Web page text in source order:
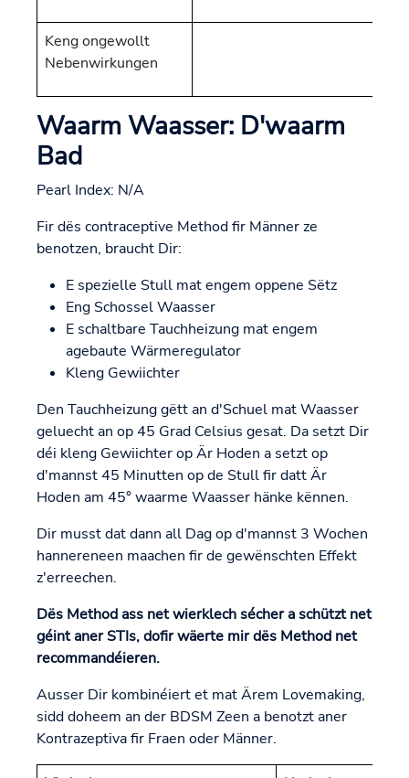
Keng ongewollt
Nebenwirkungen
Waarm Waasser: D'waarm
Bad
Pearl Index: N/A
Fir dës contraceptive Method fir Männer ze
benotzen, braucht Dir:
E spezielle Stull mat engem oppene Sëtz
Eng Schossel Waasser
E schaltbare Tauchheizung mat engem
agebaute Wärmeregulator
Kleng Gewiichter
Den Tauchheizung gëtt an d'Schuel mat Waasser
geluecht an op 45 Grad Celsius gesat. Da setzt Dir
déi kleng Gewiichter op Är Hoden a setzt op
d'mannst 45 Minutten op de Stull fir datt Är
Hoden am 45° waarme Waasser hänke kënnen.
Dir musst dat dann all Dag op d'mannst 3 Wochen
hannereneen maachen fir de gewënschten Effekt
z'erreechen.
Dës Method ass net wierklech sécher a schützt net
géint aner STIs, dofir wäerte mir dës Method net
recommandéieren.
Ausser Dir kombinéiert et mat Ärem Lovemaking,
sidd doheem an der BDSM Zeen a benotzt aner
Kontrazeptiva fir Fraen oder Männer.